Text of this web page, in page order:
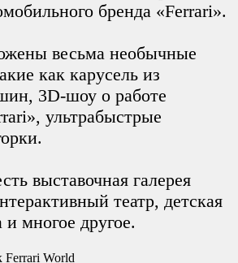
бренда «Ferrari».
весьма необычные
как карусель из
3D-шоу о работе
ультрабыстрые
выставочная галерея
театр, детская
многое другое.